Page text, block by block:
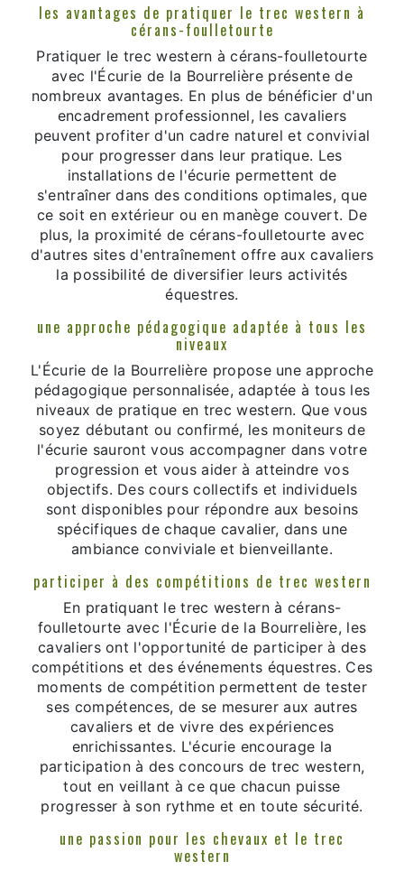
les avantages de pratiquer le trec western à
cérans-foulletourte
Pratiquer le trec western à cérans-foulletourte
avec l'Écurie de la Bourrelière présente de
nombreux avantages. En plus de bénéficier d'un
encadrement professionnel, les cavaliers
peuvent profiter d'un cadre naturel et convivial
pour progresser dans leur pratique. Les
installations de l'écurie permettent de
s'entraîner dans des conditions optimales, que
ce soit en extérieur ou en manège couvert. De
plus, la proximité de cérans-foulletourte avec
d'autres sites d'entraînement offre aux cavaliers
la possibilité de diversifier leurs activités
équestres.
une approche pédagogique adaptée à tous les
niveaux
L'Écurie de la Bourrelière propose une approche
pédagogique personnalisée, adaptée à tous les
niveaux de pratique en trec western. Que vous
soyez débutant ou confirmé, les moniteurs de
l'écurie sauront vous accompagner dans votre
progression et vous aider à atteindre vos
objectifs. Des cours collectifs et individuels
sont disponibles pour répondre aux besoins
spécifiques de chaque cavalier, dans une
ambiance conviviale et bienveillante.
participer à des compétitions de trec western
En pratiquant le trec western à cérans-
foulletourte avec l'Écurie de la Bourrelière, les
cavaliers ont l'opportunité de participer à des
compétitions et des événements équestres. Ces
moments de compétition permettent de tester
ses compétences, de se mesurer aux autres
cavaliers et de vivre des expériences
enrichissantes. L'écurie encourage la
participation à des concours de trec western,
tout en veillant à ce que chacun puisse
progresser à son rythme et en toute sécurité.
une passion pour les chevaux et le trec
western